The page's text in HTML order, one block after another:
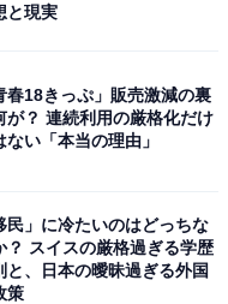
と現実
春18きっぷ」販売激減の裏
が？ 連続利用の厳格化だけ
ない「本当の理由」
民」に冷たいのはどっちな
？ スイスの厳格過ぎる学歴
と、日本の曖昧過ぎる外国
策